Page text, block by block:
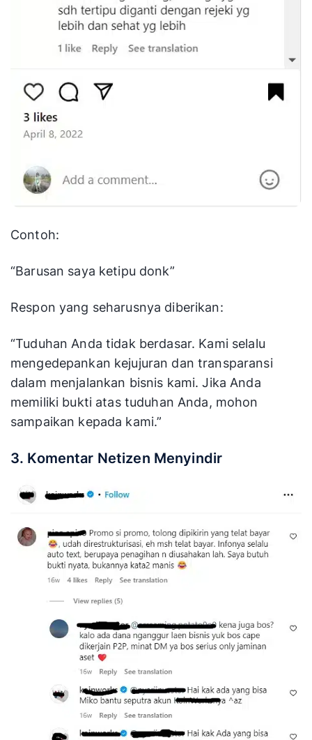
Contoh:
“Barusan saya ketipu donk”
Respon yang seharusnya diberikan:
“Tuduhan Anda tidak berdasar. Kami selalu
mengedepankan kejujuran dan transparansi
dalam menjalankan bisnis kami. Jika Anda
memiliki bukti atas tuduhan Anda, mohon
sampaikan kepada kami.”
3. Komentar Netizen Menyindir